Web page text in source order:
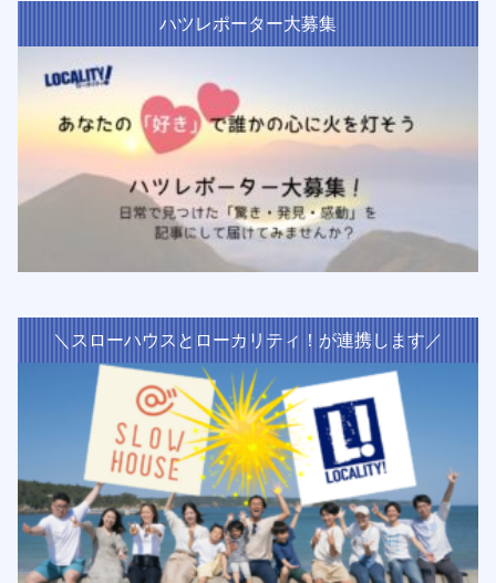
ハツレポーター大募集
＼スローハウスとローカリティ！が連携します／